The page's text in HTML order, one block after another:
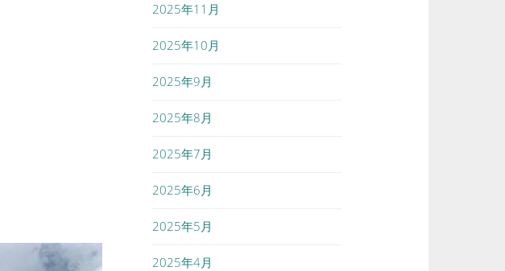
2025年11月
2025年10月
2025年9月
2025年8月
2025年7月
2025年6月
2025年5月
2025年4月